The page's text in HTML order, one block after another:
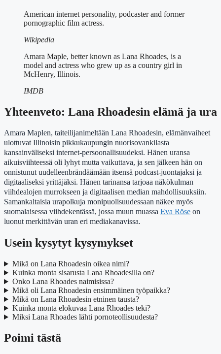
American internet personality, podcaster and former
pornographic film actress.
Wikipedia
Amara Maple, better known as Lana Rhoades, is a
model and actress who grew up as a country girl in
McHenry, Illinois.
IMDB
Yhteenveto: Lana Rhoadesin elämä ja ura
Amara Maplen, taiteilijanimeltään Lana Rhoadesin, elämänvaiheet
ulottuvat Illinoisin pikkukaupungin nuorisovankilasta
kansainväliseksi internet-persoonallisuudeksi. Hänen uransa
aikuisviihteessä oli lyhyt mutta vaikuttava, ja sen jälkeen hän on
onnistunut uudelleenbrändäämään itsensä podcast-juontajaksi ja
digitaaliseksi yrittäjäksi. Hänen tarinansa tarjoaa näkökulman
viihdealojen murrokseen ja digitaalisen median mahdollisuuksiin.
Samankaltaisia urapolkuja monipuolisuudessaan näkee myös
suomalaisessa viihdekentässä, jossa muun muassa Eva Röse on
luonut merkittävän uran eri mediakanavissa.
Usein kysytyt kysymykset
Mikä on Lana Rhoadesin oikea nimi?
Kuinka monta sisarusta Lana Rhoadesilla on?
Onko Lana Rhoades naimisissa?
Mikä oli Lana Rhoadesin ensimmäinen työpaikka?
Mikä on Lana Rhoadesin etninen tausta?
Kuinka monta elokuvaa Lana Rhoades teki?
Miksi Lana Rhoades lähti pornoteollisuudesta?
Poimi tästä